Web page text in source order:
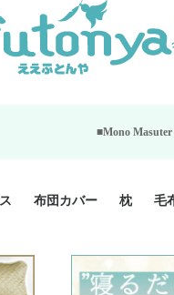
■Mono Masuter 7月号掲載■宝島社
70cm幅 ミニシングル
75cm幅 ショートセミシ
ングル
80cm幅 セミシングル
ド
布団カバー
掛け布団カバー
敷布団カバー
枕カバー
BOXシーツ
防ダニカバー
クッションカバー
オーガニックコットン
カバーセット
枕
小さめ
やや小
普通
大きめ
パイプ枕
高反発枕
低反発枕
機能性
毛